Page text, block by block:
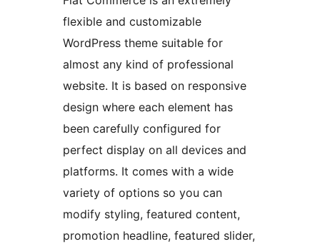
flexible and customizable
WordPress theme suitable for
almost any kind of professional
website. It is based on responsive
design where each element has
been carefully configured for
perfect display on all devices and
platforms. It comes with a wide
variety of options so you can
modify styling, featured content,
promotion headline, featured slider,